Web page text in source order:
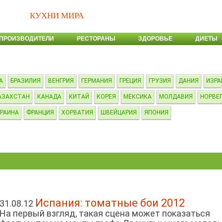
КУХНИ МИРА
РЕСТОРАНЫ ЗДОРОВЬЕ ДИЕТЫ
БРАЗИЛИЯ ВЕНГРИЯ ГЕРМАНИЯ ГРЕЦИЯ ГРУЗИЯ ДАНИЯ
КАНАДА КИТАЙ КОРЕЯ МЕКСИКА МОЛДАВИЯ
ФРАНЦИЯ ХОРВАТИЯ ШВЕЙЦАРИЯ ЯПОНИЯ
31.08.12 Испания: томатные бои 2012
На первый взгляд, такая сцена может показаться